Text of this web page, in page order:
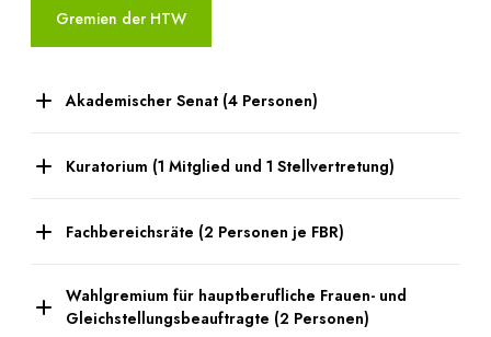
Gremien der HTW
Akademischer Senat (4 Personen)
Kuratorium (1 Mitglied und 1 Stellvertretung)
Fachbereichsräte (2 Personen je FBR)
Wahlgremium für hauptberufliche Frauen- und
Gleichstellungsbeauftragte (2 Personen)